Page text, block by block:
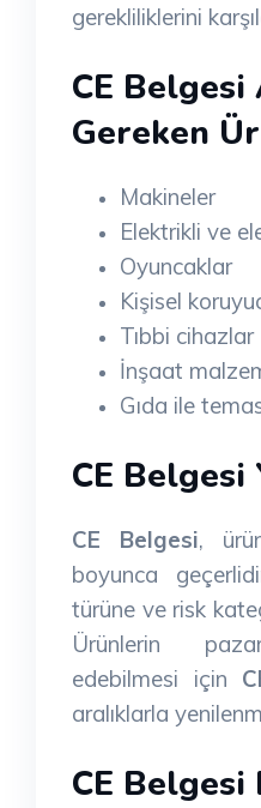
gerekliliklerini
CE Belgesi
Gereken
Makineler
Elektrikli ve
Oyuncaklar
Kişisel
Tıbbi cihazlar
İnşaat
Gıda ile
CE Belgesi
CE Belgesi,
boyunca
türüne ve risk
Ürünlerin
edebilmesi için
aralıklarla
CE Belgesi